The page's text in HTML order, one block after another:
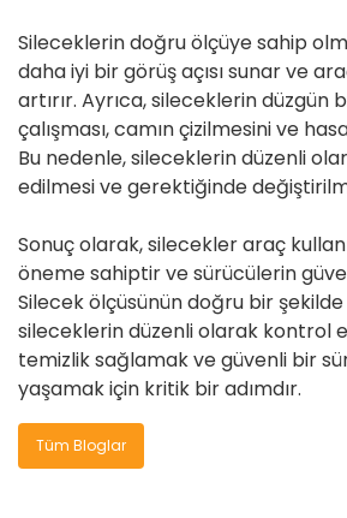
Sileceklerin doğru ölçüye sahip
daha iyi bir görüş açısı sunar ve
artırır. Ayrıca, sileceklerin düzgün
çalışması, camın çizilmesini ve
Bu nedenle, sileceklerin düzenli
edilmesi ve gerektiğinde
Sonuç olarak, silecekler araç
öneme sahiptir ve sürücülerin
Silecek ölçüsünün doğru bir
sileceklerin düzenli olarak kontrol
temizlik sağlamak ve güvenli bir
yaşamak için kritik bir adımdır.
Tüm Bloglar